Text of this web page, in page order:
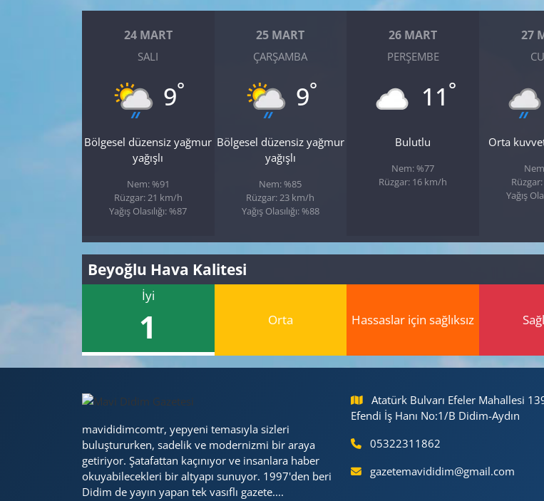
24 MART
SALI
9°
Bölgesel düzensiz yağmur
yağışlı
Nem: %91
Rüzgar: 21 km/h
Yağış Olasılığı: %87
25 MART
ÇARŞAMBA
9°
Bölgesel düzensiz yağmur
yağışlı
Nem: %85
Rüzgar: 23 km/h
Yağış Olasılığı: %88
26 MART
PERŞEMBE
11 °
Bulutlu
Nem: %77
Rüzgar: 16 km/h
27
Orta
Yağış
Beyoğlu Hava Kalitesi
İyi
1 Orta Hassaslar için sağlıksız
mavididimcomtr, yepyeni temasıyla sizleri
buluştururken, sadelik ve modernizmi bir araya
getiriyor. Şatafattan kaçınıyor ve insanlara haber
okuyabilecekleri bir altyapı sunuyor. 1997'den beri
Didim de yayın yapan tek vasıflı gazete....
Atatürk Bulvarı Efeler Mahallesi
Efendi İş Hanı No:1/B Didim-Aydın
05322311862
gazetemavididim@gmail.com